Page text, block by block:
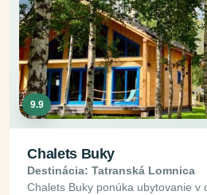
9.9
Chalets Buky
Destinácia: Tatranská Lomnica
Chalets Buky ponúka ubytovanie v